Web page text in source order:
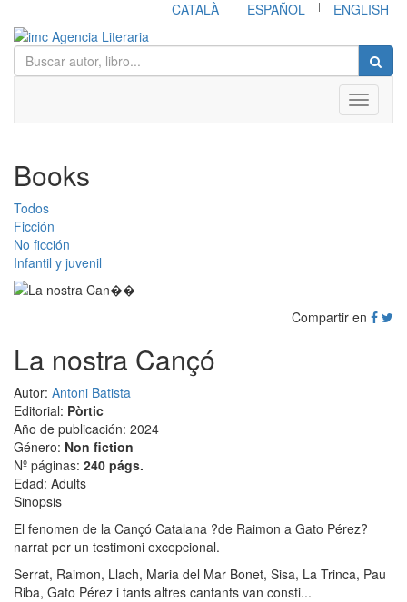
CATALÀ | ESPAÑOL | ENGLISH
Toggle
Books
Todos
Ficción
No ficción
Infantil y juvenil
Compartir en
La nostra Cançó
Autor: Antoni Batista
Editorial: Pòrtic
Año de publicación: 2024
Género: Non fiction
Nº páginas: 240 págs.
Edad: Adults
Sinopsis
El fenomen de la Cançó Catalana ?de Raimon a Gato Pérez?
narrat per un testimoni excepcional.
Serrat, Raimon, Llach, Maria del Mar Bonet, Sisa, La Trinca, Pau
Riba, Gato Pérez i tants altres cantants van consti...